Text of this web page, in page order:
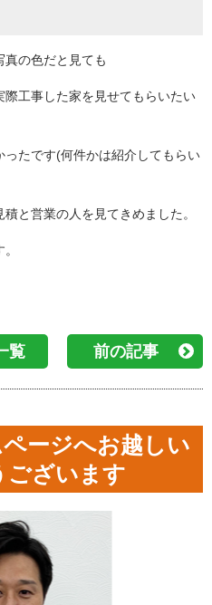
の色だと見ても
工事した家を見せてもらいたい
たです(何件かは紹介してもらい
と営業の人を見てきめました。
覧 前の記事
ージへお越しい
ございます